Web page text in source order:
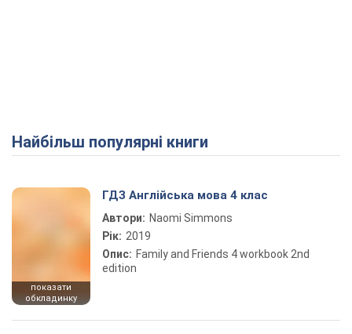
Найбільш популярні книги
показати
обкладинку
ГДЗ Англійська мова 4 клас
Автори: Naomi Simmons
Рік: 2019
Опис: Family and Friends 4 workbook 2nd
edition